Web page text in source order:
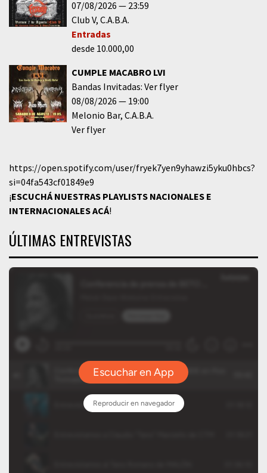
07/08/2026
23:59
Club V C.A.B.A.
Entradas
desde 10.000,00
CUMPLE MACABRO LVI
Bandas Invitadas: Ver flyer
08/08/2026
19:00
Melonio Bar C.A.B.A.
Ver flyer
https://open.spotify.com/user/fryek7yen9yhawzi5yku0hbcs?
si=04fa543cf01849e9
¡ESCUCHÁ NUESTRAS PLAYLISTS NACIONALES E
INTERNACIONALESACÁ!
ÚLTIMAS ENTREVISTAS